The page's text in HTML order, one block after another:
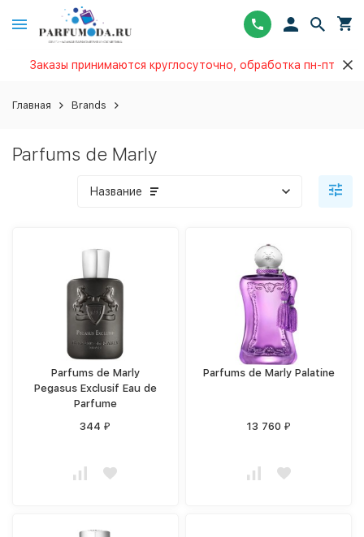
Заказы принимаются круглосуточно, обработка пн-пт
Главная Brands
Parfums de Marly
Название
Parfums de Marly
Pegasus Exclusif Eau de
Parfume
344₽
Parfums de Marly Palatine
13 760₽